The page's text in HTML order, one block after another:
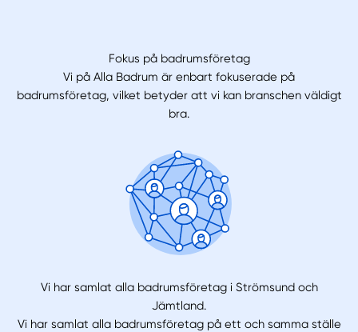
Fokus på badrumsföretag
Vi på Alla Badrum är enbart fokuserade på
badrumsföretag, vilket betyder att vi kan branschen väldigt
bra.
Vi har samlat alla badrumsföretag i Strömsund och
Jämtland.
Vi har samlat alla badrumsföretag på ett och samma ställe